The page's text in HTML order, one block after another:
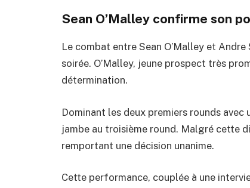
Sean O’Malley confirme son
Le combat entre Sean O’Malley et
soirée. O’Malley, jeune prospect très
détermination.
Dominant les deux premiers rounds avec
jambe au troisième round. Malgré cette
remportant une décision unanime.
Cette performance, couplée à une